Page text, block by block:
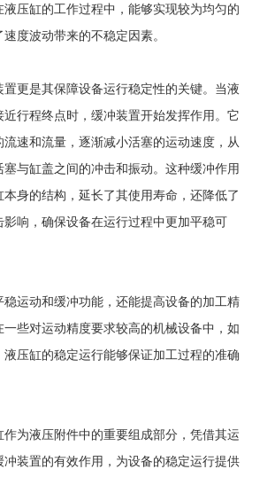
压缸的工作过程中，能够实现较为均匀的
度波动带来的不稳定因素。
更是其保障设备运行稳定性的关键。当液
近行程终点时，缓冲装置开始发挥作用。它
速和流量，逐渐减小活塞的运动速度，从
与缸盖之间的冲击和振动。这种缓冲作用
身的结构，延长了其使用寿命，还降低了
影响，确保设备在运行过程中更加平稳可
稳运动和缓冲功能，还能提高设备的加工精
一些对运动精度要求较高的机械设备中，如
压缸的稳定运行能够保证加工过程的准确
为液压附件中的重要组成部分，凭借其运
冲装置的有效作用，为设备的稳定运行提供